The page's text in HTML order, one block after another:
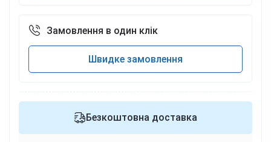
Замовлення в один клік
Швидке замовлення
Безкоштовна доставка